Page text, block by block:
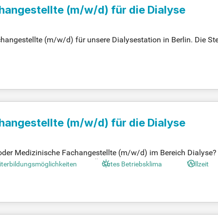
(m/w/d) für die Dialyse
(m/w/d) für unsere Dialysestation in Berlin. Die
Nephro Care, als Tochtergesellschaft von Fresenius Medical
Care Berlin-Weißensee, spezialisiert auf Nephrologie,
(m/w/d) für die Dialyse
Medizinische Fachangestellte (m/w/d) im Bereich Dialyse?
R0254455). Über 1.800 engagierte Mitarbeiter
Verkehrsgünstig gelegen, garantieren wir
Gutes Betriebsklima Vollzeit